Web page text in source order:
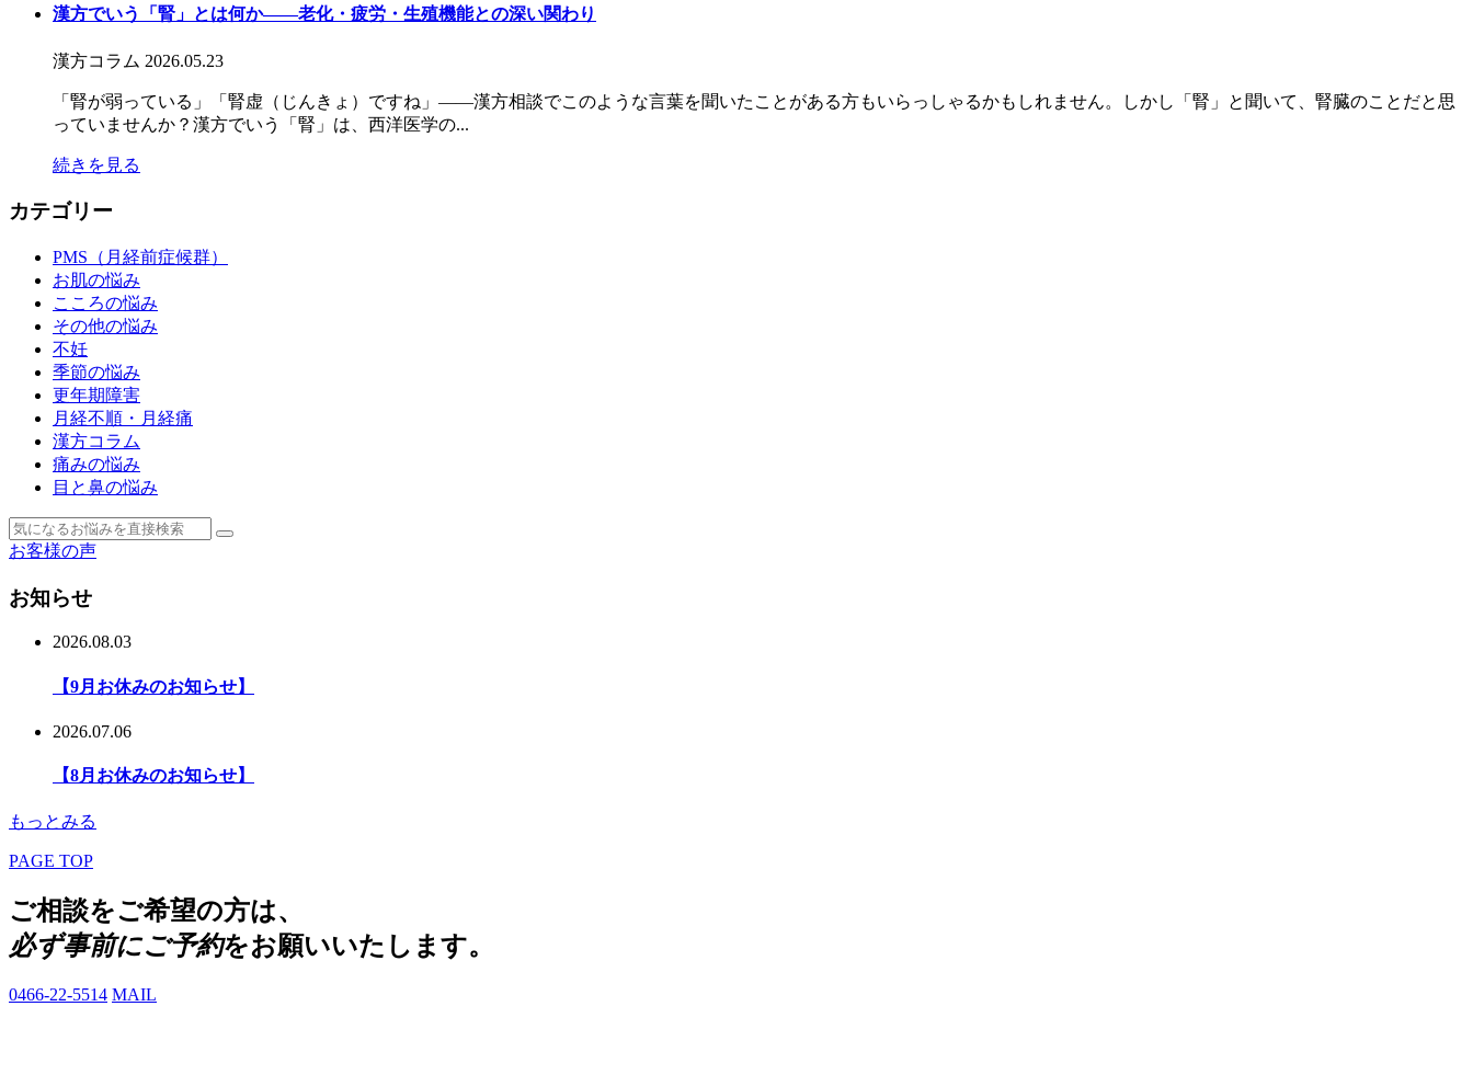
漢方でいう「腎」とは何か――老化・疲労・生殖機能との深い関わり
漢方コラム 2026.05.23
「腎が弱っている」「腎虚（じんきょ）ですね」——漢方相談でこのような言葉を聞いたことがある方もいらっしゃるかもしれません。しかし「腎」と聞いて、腎臓のことだと思
っていませんか？漢方でいう「腎」は、西洋医学の...
続きを見る
カテゴリー
PMS（月経前症候群）
お肌の悩み
こころの悩み
その他の悩み
不妊
季節の悩み
更年期障害
月経不順・月経痛
漢方コラム
痛みの悩み
目と鼻の悩み
お客様の声
お知らせ
2026.08.03
【9月お休みのお知らせ】
2026.07.06
【8月お休みのお知らせ】
もっとみる
PAGE TOP
ご相談をご希望の方は、
必ず事前にご予約をお願いいたします。
0466-22-5514 MAIL